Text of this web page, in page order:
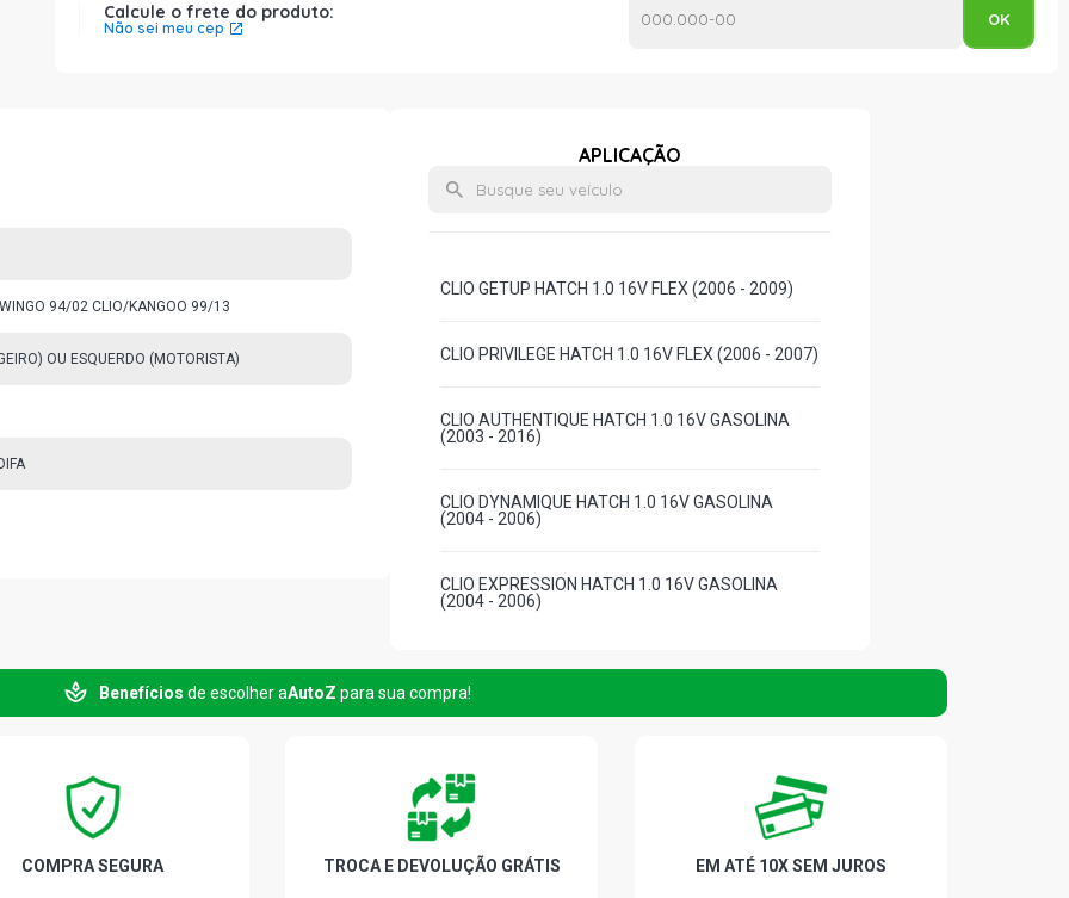
Calcule o frete do produto:
Não sei meu cep
94/02 CLIO/KANGOO 99/13
OU ESQUERDO (MOTORISTA)
APLICAÇÃO
CLIO GETUP HATCH 1.0 16V FLEX (2006 - 2009)
CLIO PRIVILEGE HATCH 1.0 16V FLEX (2006 - 2007)
CLIO AUTHENTIQUE HATCH 1.0 16V GASOLINA
(2003 - 2016)
CLIO DYNAMIQUE HATCH 1.0 16V GASOLINA
(2004 - 2006)
CLIO EXPRESSION HATCH 1.0 16V GASOLINA
(2004 - 2006)
CLIO RT HATCH 1.0 16V GASOLINA (2000 - 2006)
CLIO EXPRESSION HATCH 1.0 8V D7D GASOLINA
(2004 - 2006)
Benefícios de escolher aAutoZ para sua compra!
COMPRA SEGURA TROCA E DEVOLUÇÃO GRÁTIS EM ATÉ 10X SEM JUROS